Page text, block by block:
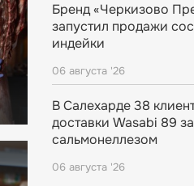
Бренд «Черкизово
запустил продажи
индейки
06 августа '26
В Салехарде 38
доставки Wasabi 89
сальмонеллезом
06 августа '26